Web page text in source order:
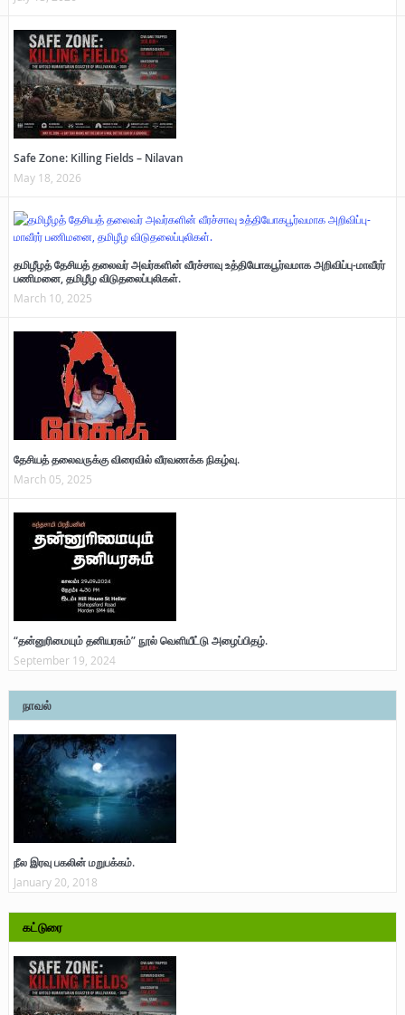
Safe Zone: Killing Fields – Nilavan
May 18, 2026
தமிழீழத் தேசியத் தலைவர் அவர்களின் வீரச்சாவு உத்தியோகபூர்வமாக அறிவிப்பு-மாவீரர்
பணிமனை, தமிழீழ விடுதலைப்புலிகள்.
March 10, 2025
தேசியத் தலைவருக்கு விரைவில் வீரவணக்க நிகழ்வு.
March 05, 2025
“தன்னுரிமையும் தனியரசும்” நூல் வெளியீட்டு அழைப்பிதழ்.
September 19, 2024
நாவல்
நீல இரவு பகலின் மறுபக்கம்.
January 20, 2018
கட்டுரை